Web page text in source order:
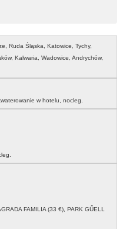
Ruda Śląska, Katowice, Tychy,
Kalwaria, Wadowice, Andrychów,
w hotelu, nocleg.
FAMILIA (33 €), PARK GŰELL